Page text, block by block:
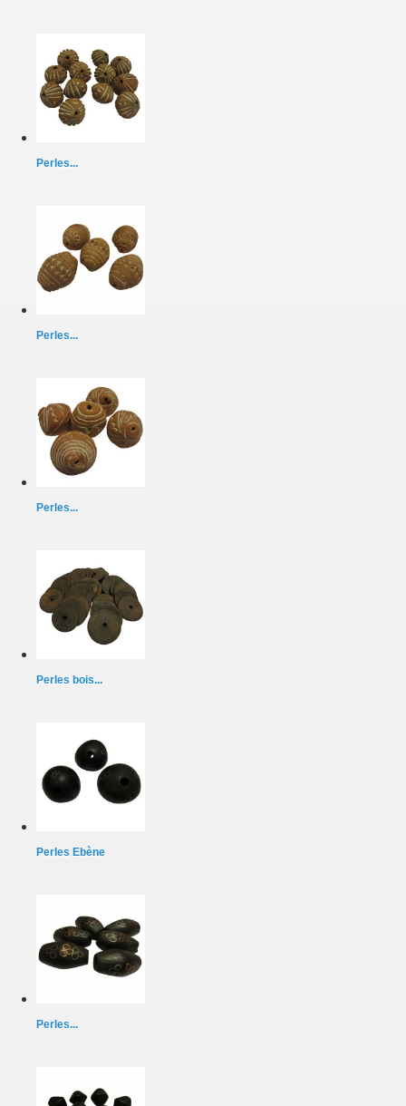
Perles...
Perles...
Perles...
Perles bois...
Perles Ebène
Perles...